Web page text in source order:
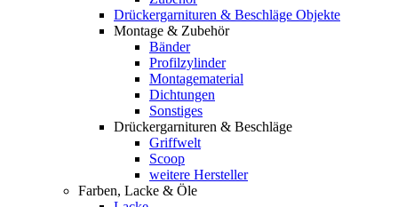
Drückergarnituren & Beschläge Objekte
Montage & Zubehör
Bänder
Profilzylinder
Montagematerial
Dichtungen
Sonstiges
Drückergarnituren & Beschläge
Griffwelt
Scoop
weitere Hersteller
Farben, Lacke & Öle